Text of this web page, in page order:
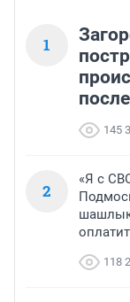
1
145
2
«Я с
118